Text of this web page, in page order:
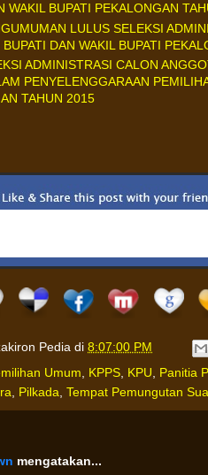
WAKIL BUPATI PEKALONGAN
LULUS SELEKSI
DAN WAKIL BUPATI
ADMINISTRASI CALON
PENYELENGGARAAN
TAHUN 2015
Pedia di 8:07:00 PM
Umum KPPS KPU Panitia
Pilkada Tempat Pemungutan
mengatakan...